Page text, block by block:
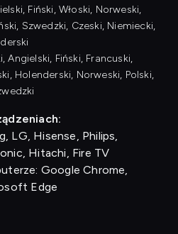
Fiński, Włoski, Norweski,
Szwedzki, Czeski, Niemiecki,
Angielski, Fiński, Francuski,
Holenderski, Norweski, Polski,
LG, Hisense, Philips,
Hitachi, Fire TV
Google Chrome,
Edge